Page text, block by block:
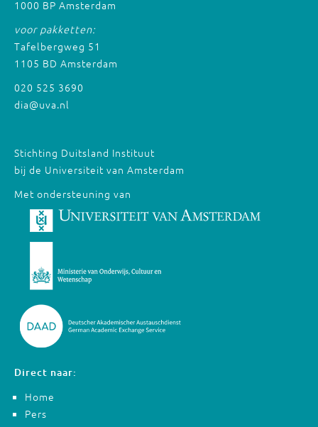
1000 BP Amsterdam
voor pakketten:
Tafelbergweg 51
1105 BD Amsterdam
020 525 3690
dia@uva.nl
Stichting Duitsland Instituut
bij de Universiteit van Amsterdam
Met ondersteuning van
Direct naar:
Home
Pers